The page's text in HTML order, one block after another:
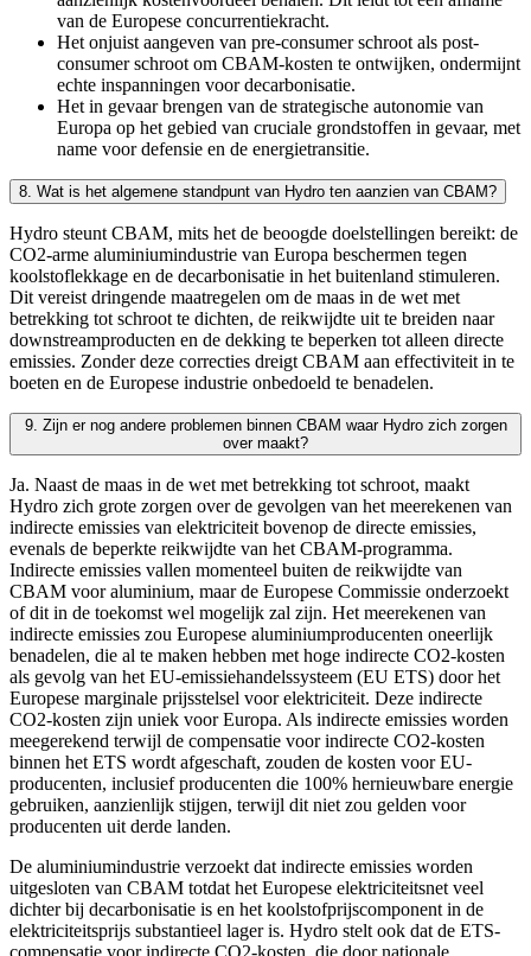
van de Europese concurrentiekracht.
Het onjuist aangeven van pre-consumer schroot als post-
consumer schroot om CBAM-kosten te ontwijken, ondermijnt
echte inspanningen voor decarbonisatie.
Het in gevaar brengen van de strategische autonomie van
Europa op het gebied van cruciale grondstoffen in gevaar, met
name voor defensie en de energietransitie.
8. Wat is het algemene standpunt van Hydro ten aanzien van CBAM?
Hydro steunt CBAM, mits het de beoogde doelstellingen bereikt: de
CO2-arme aluminiumindustrie van Europa beschermen tegen
koolstoflekkage en de decarbonisatie in het buitenland stimuleren.
Dit vereist dringende maatregelen om de maas in de wet met
betrekking tot schroot te dichten, de reikwijdte uit te breiden naar
downstreamproducten en de dekking te beperken tot alleen directe
emissies. Zonder deze correcties dreigt CBAM aan effectiviteit in te
boeten en de Europese industrie onbedoeld te benadelen.
9. Zijn er nog andere problemen binnen CBAM waar Hydro zich zorgen
over maakt?
Ja. Naast de maas in de wet met betrekking tot schroot, maakt
Hydro zich grote zorgen over de gevolgen van het meerekenen van
indirecte emissies van elektriciteit bovenop de directe emissies,
evenals de beperkte reikwijdte van het CBAM-programma.
Indirecte emissies vallen momenteel buiten de reikwijdte van
CBAM voor aluminium, maar de Europese Commissie onderzoekt
of dit in de toekomst wel mogelijk zal zijn. Het meerekenen van
indirecte emissies zou Europese aluminiumproducenten oneerlijk
benadelen, die al te maken hebben met hoge indirecte CO2-kosten
als gevolg van het EU-emissiehandelssysteem (EU ETS) door het
Europese marginale prijsstelsel voor elektriciteit. Deze indirecte
CO2-kosten zijn uniek voor Europa. Als indirecte emissies worden
meegerekend terwijl de compensatie voor indirecte CO2-kosten
binnen het ETS wordt afgeschaft, zouden de kosten voor EU-
producenten, inclusief producenten die 100% hernieuwbare energie
gebruiken, aanzienlijk stijgen, terwijl dit niet zou gelden voor
producenten uit derde landen.
De aluminiumindustrie verzoekt dat indirecte emissies worden
uitgesloten van CBAM totdat het Europese elektriciteitsnet veel
dichter bij decarbonisatie is en het koolstofprijscomponent in de
elektriciteitsprijs substantieel lager is. Hydro stelt ook dat de ETS-
compensatie voor indirecte CO2-kosten, die door nationale